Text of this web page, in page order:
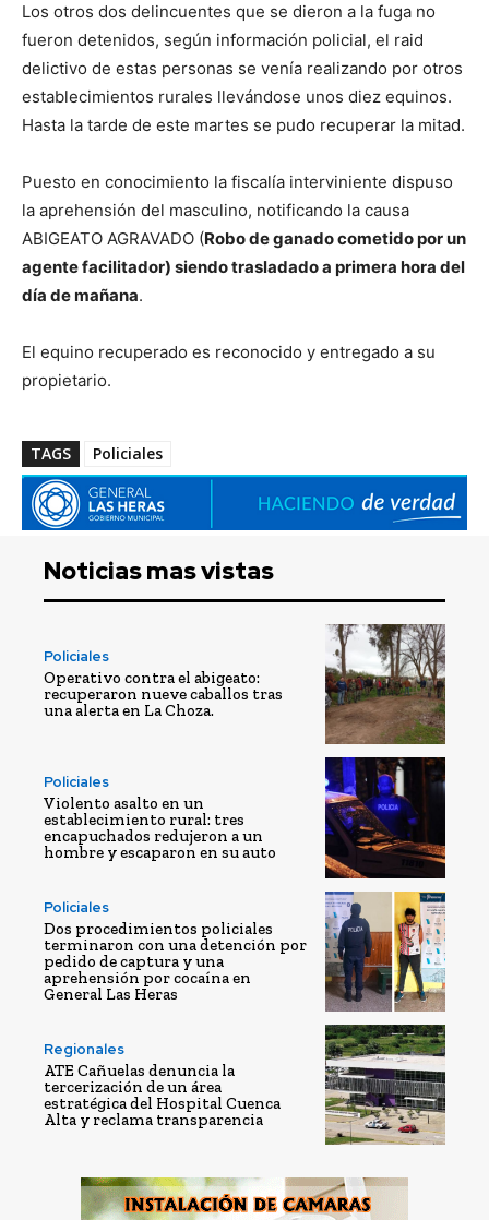
Los otros dos delincuentes que se dieron a la fuga no
fueron detenidos, según información policial, el raid
delictivo de estas personas se venía realizando por otros
establecimientos rurales llevándose unos diez equinos.
Hasta la tarde de este martes se pudo recuperar la mitad.
Puesto en conocimiento la fiscalía interviniente dispuso
la aprehensión del masculino, notificando la causa
ABIGEATO AGRAVADO (Robo de ganado cometido por un
agente facilitador) siendo trasladado a primera hora del
día de mañana.
El equino recuperado es reconocido y entregado a su
propietario.
TAGS Policiales
Noticias mas vistas
Policiales
Operativo contra el abigeato:
recuperaron nueve caballos tras
una alerta en La Choza.
Policiales
Violento asalto en un
establecimiento rural: tres
encapuchados redujeron a un
hombre y escaparon en su auto
Policiales
Dos procedimientos policiales
terminaron con una detención por
pedido de captura y una
aprehensión por cocaína en
General Las Heras
Regionales
ATE Cañuelas denuncia la
tercerización de un área
estratégica del Hospital Cuenca
Alta y reclama transparencia